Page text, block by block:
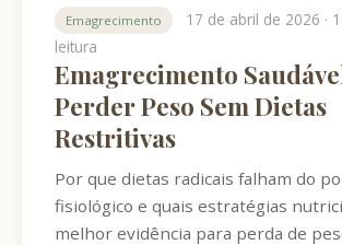
Emagrecimento
17 de abril de 2026 ·
leitura
Emagrecimento
Perder Peso Sem Dietas
Restritivas
Por que dietas radicais falham do
fisiológico e quais estratégias
melhor evidência para perda de